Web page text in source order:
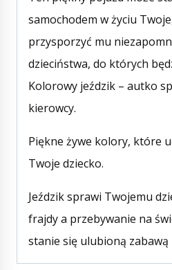
samochodem w życiu
przysporzyć mu
dzieciństwa, do których
Kolorowy jeździk – autko
kierowcy.
Piękne żywe kolory, które
Twoje dziecko.
Jeździk sprawi Twojemu
frajdy a przebywanie na
stanie się ulubioną zabawą